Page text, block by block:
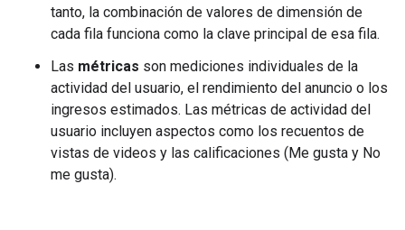
tanto, la combinación de valores de dimensión de
cada fila funciona como la clave principal de esa fila.
Las métricas son mediciones individuales de la
actividad del usuario, el rendimiento del anuncio o los
ingresos estimados. Las métricas de actividad del
usuario incluyen aspectos como los recuentos de
vistas de videos y las calificaciones (Me gusta y No
me gusta).